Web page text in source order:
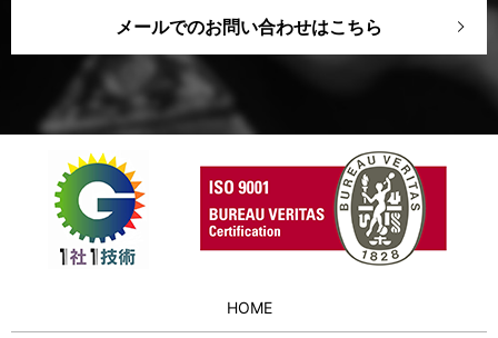
メールでのお問い合わせはこちら
HOME